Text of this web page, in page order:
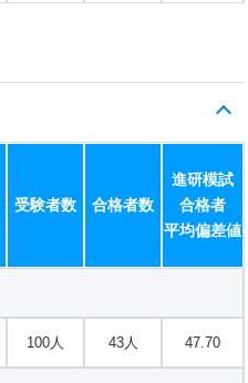
受験者数 合格者数
進研模試
合格者
平均偏差値
100人 43人 47.70